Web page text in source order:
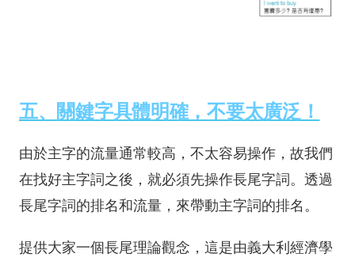
五、關鍵字具體明確，不要太廣泛！
由於主字的流量通常較高，不太容易操作，故我們
在找好主字詞之後，就必須先操作長尾字詞。透過
長尾字詞的排名和流量，來帶動主字詞的排名。
提供大家一個長尾理論觀念，這是由義大利經濟學